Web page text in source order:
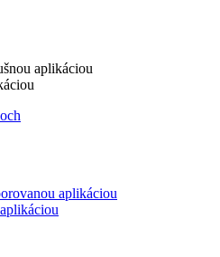
aplikáciou
aplikáciou